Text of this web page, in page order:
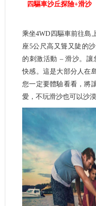
四驅車沙丘探險+滑沙
乘坐4WD四驅車前往島
座5公尺高又聳又陡的
的刺激活動 – 滑沙。讓
快感。這是大部分人在
您一定要體驗看看，將
愛，不玩滑沙也可以沙漠